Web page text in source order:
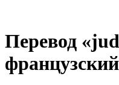
Перевод
французский